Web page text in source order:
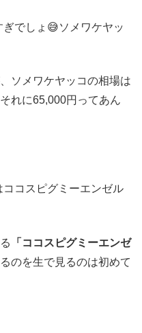
ぎでしょ😅ソメワケヤッ
ソメワケヤッコの相場は
れに65,000円ってあん
ココスピグミーエンゼル
「ココスピグミーエンゼ
のを生で見るのは初めて